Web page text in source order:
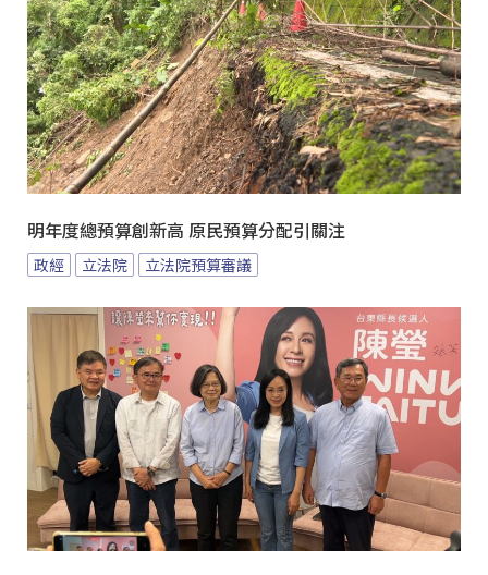
明年度總預算創新高 原民預算分配引關注
政經 立法院 立法院預算審議